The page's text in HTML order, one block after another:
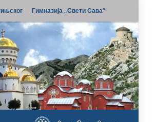
Гимназија „Свети Сава“